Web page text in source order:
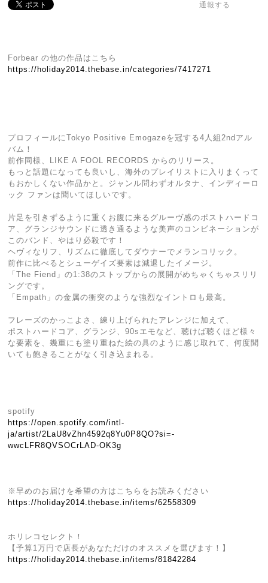
通報する
Forbear の他の作品はこちら
https://holiday2014.thebase.in/categories/7417271
プロフィールにTokyo Positive Emogazeを冠する4人組2ndアル
バム！
前作同様、LIKE A FOOL RECORDS からのリリース。
もっと話題になっても良いし、海外のプレイリストに入りまくって
もおかしくない作品かと。ジャンル問わずオルタナ、インディーロ
ック ファンは聞いてほしいです。
片足を引きずるように重くお腹に来るグルーヴ感のポストハードコ
ア、グランジサウンドに透き通るような美声のコンビネーションが
このバンド、やはり必殺です！
ヘヴィなリフ、リズムに徹底してダウナーでメランコリック。
前作に比べるとシューゲイズ要素は減退したイメージ。
「The Fiend」の1:38のストップからの展開がめちゃくちゃスリリ
ングです。
「Empath」の金属の衝突のような強烈なイントロも最高。
フレーズのかっこよさ、練り上げられたアレンジに加えて、
ポストハードコア、グランジ、90sエモなど、聴けば聴くほど様々
な要素を、幾重にも塗り重ねた絵の具のように感じ取れて、何度聞
いても飽きることがなく引き込まれる。
spotify
https://open.spotify.com/intl-
ja/artist/2LaU8vZhn4592q8Yu0P8QO?si=-
wwcLFR8QVSOCrLAD-OK3g
※早めのお届けを希望の方はこちらをお読みください
https://holiday2014.thebase.in/items/62558309
ホリレコセレクト！
【予算1万円で店長があなただけのオススメを選びます！】
https://holiday2014.thebase.in/items/81842284